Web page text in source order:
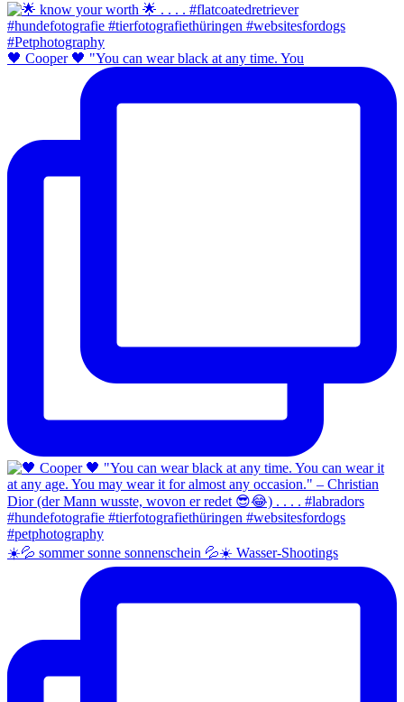
🖤 Cooper 🖤 "You can wear black at any time. You
☀️💦 sommer sonne sonnenschein 💦☀️ Wasser-Shootings